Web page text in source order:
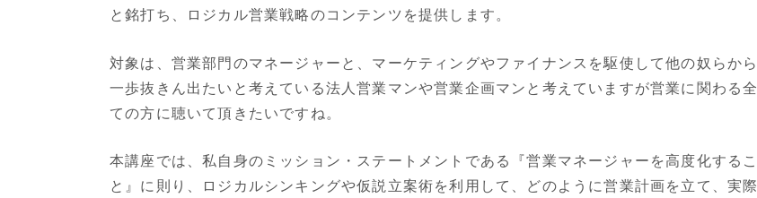
と銘打ち、ロジカル営業戦略のコンテンツを提供します。
対象は、営業部門のマネージャーと、マーケティングやファイナンスを駆使して他の奴らから
一歩抜きん出たいと考えている法人営業マンや営業企画マンと考えていますが営業に関わる全
ての方に聴いて頂きたいですね。
本講座では、私自身のミッション・ステートメントである『営業マネージャーを高度化するこ
と』に則り、ロジカルシンキングや仮説立案術を利用して、どのように営業計画を立て、実際